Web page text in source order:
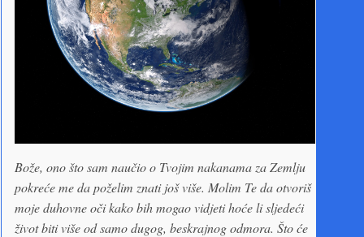
Bože, ono što sam naučio o Tvojim nakanama za Zemlju
pokreće me da poželim znati još više. Molim Te da otvoriš
moje duhovne oči kako bih mogao vidjeti hoće li sljedeći
život biti više od samo dugog, beskrajnog odmora. Što će